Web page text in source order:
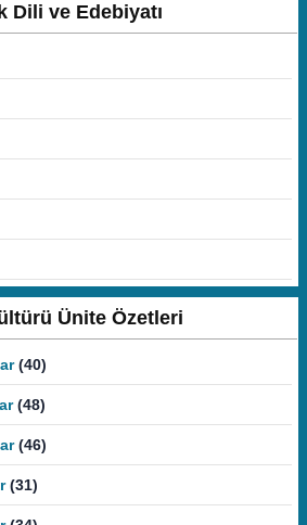
Dili ve Edebiyatı
Ünite Özetleri
(40)
(48)
(46)
(31)